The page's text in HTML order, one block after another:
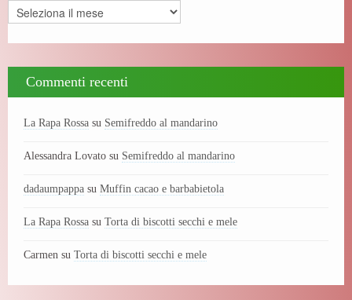
Archivi
Commenti recenti
La Rapa Rossa su Semifreddo al mandarino
Alessandra Lovato su Semifreddo al mandarino
dadaumpappa su Muffin cacao e barbabietola
La Rapa Rossa su Torta di biscotti secchi e mele
Carmen su Torta di biscotti secchi e mele